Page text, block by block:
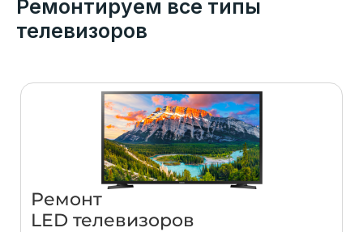
Ремонтируем все типы
телевизоров
Ремонт
LED телевизоров